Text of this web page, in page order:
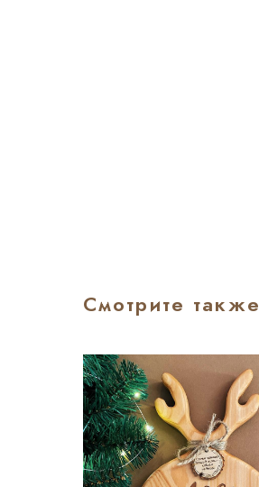
Смотрите также